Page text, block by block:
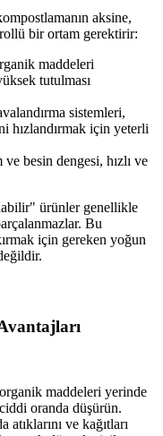
aksine,
bir ortam gerektirir:
maddeleri
tutulması
sistemleri,
hızlandırmak için yeterli
ve besin dengesi, hızlı ve
ürünler genellikle
Bu
için gereken yoğun
maddeleri yerinde
oranda düşürün.
atıklarını ve kağıtları